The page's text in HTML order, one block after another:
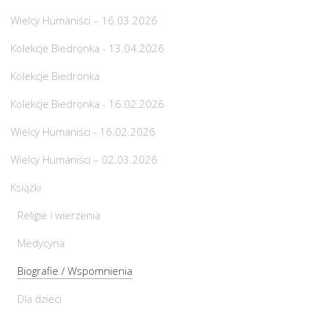
Wielcy Humaniści – 16.03.2026
Kolekcje Biedronka - 13.04.2026
Kolekcje Biedronka
Kolekcje Biedronka - 16.02.2026
Wielcy Humaniści - 16.02.2026
Wielcy Humaniści – 02.03.2026
Książki
Religie i wierzenia
Medycyna
Biografie / Wspomnienia
Dla dzieci